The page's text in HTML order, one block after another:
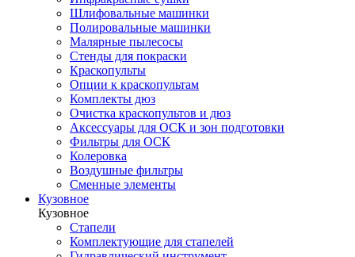
Шлифовальные машинки
Полировальные машинки
Малярные пылесосы
Стенды для покраски
Краскопульты
Опции к краскопультам
Комплекты дюз
Очистка краскопультов и дюз
Аксессуары для ОСК и зон подготовки
Фильтры для ОСК
Колеровка
Воздушные фильтры
Сменные элементы
Кузовное
Кузовное
Стапели
Комплектующие для стапелей